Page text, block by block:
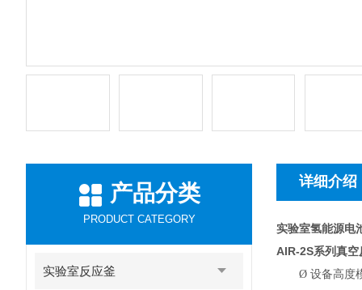
产品分类
PRODUCT CATEGORY
实验室反应釜
详细介绍
实验室氢能源电
AIR-2S系列真空
Ø 设备高度